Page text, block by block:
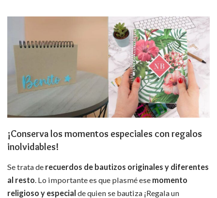
¡Conserva los momentos especiales con regalos
inolvidables!
Se trata de recuerdos de bautizos originales y diferentes
al resto. Lo importante es que plasmé ese momento
religioso y especial de quien se bautiza ¡Regala un